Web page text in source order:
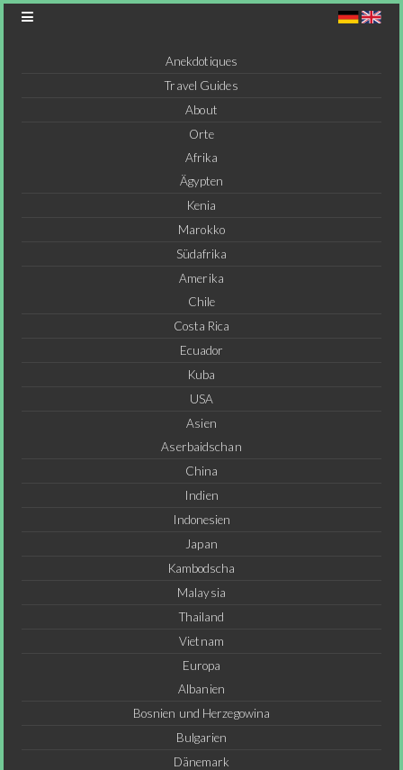
Anekdotiques
Travel Guides
About
Orte
Afrika
Ägypten
Kenia
Marokko
Südafrika
Amerika
Chile
Costa Rica
Ecuador
Kuba
USA
Asien
Aserbaidschan
China
Indien
Indonesien
Japan
Kambodscha
Malaysia
Thailand
Vietnam
Europa
Albanien
Bosnien und Herzegowina
Bulgarien
Dänemark